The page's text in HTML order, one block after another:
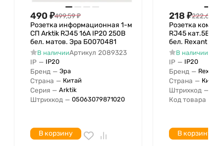
С текстовым полем
Скрытый монтаж
Для наружной установки
Оконечный резистор
Оформление
Возможность дизайна
С сальником/соединителем
Тип поверхности
490 ₽499,59₽
Розетка информационная 1-м
СП Arktik RJ45 16А IP20 250В
бел. матов. Эра Б0070481
В наличииАртикул 2089323
IP — IP20
Бренд — Эра
Страна — Китай
Серия — Arktik
Штрихкод — 05063079871020
В корзину
218 ₽222,65
Розетка
RJ45 кат.5E
бел. Rexant 03-
В наличии
IP — IP20
Бренд — Rexant
Страна — Китай
Штрихкод —
Код товара
В корзину